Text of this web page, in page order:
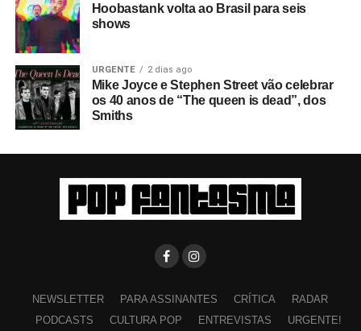
Hoobastank volta ao Brasil para seis
shows
URGENTE 2 dias ago
Mike Joyce e Stephen Street vão celebrar
os 40 anos de “The queen is dead”, dos
Smiths
NEWSLETTER PARA ASSINANTES CRÍTICA
RADAR
PODCASTS
CULTURA POP ENTREVISTAS URGENTE!